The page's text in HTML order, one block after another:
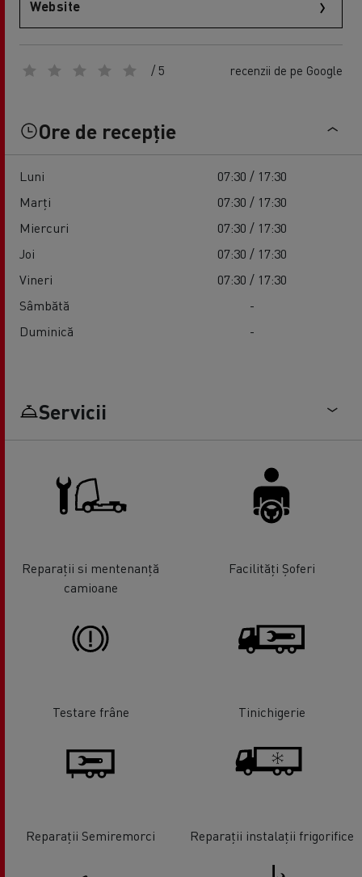
Website
/ 5 recenzii de pe Google
Ore de recepție
Luni
07:30 / 17:30
Marți
07:30 / 17:30
Miercuri
07:30 / 17:30
Joi
07:30 / 17:30
Vineri
07:30 / 17:30
Sâmbătă
-
Duminică
-
Servicii
Reparații si mentenanță
camioane
Facilități Șoferi
Testare frâne Tinichigerie
Reparații Semiremorci Reparații instalații frigorifice